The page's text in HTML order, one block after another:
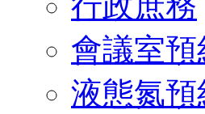
會議室
液態氮預